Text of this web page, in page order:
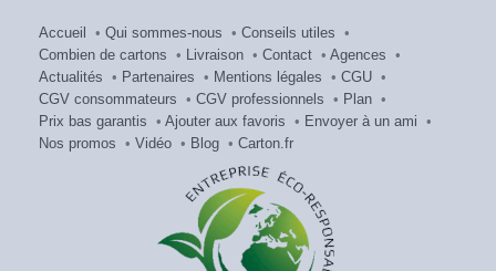
Accueil • Qui sommes-nous • Conseils utiles •
Combien de cartons • Livraison • Contact • Agences •
Actualités • Partenaires • Mentions légales • CGU •
CGV consommateurs • CGV professionnels • Plan •
Prix bas garantis • Ajouter aux favoris • Envoyer à un ami •
Nos promos • Vidéo • Blog • Carton.fr